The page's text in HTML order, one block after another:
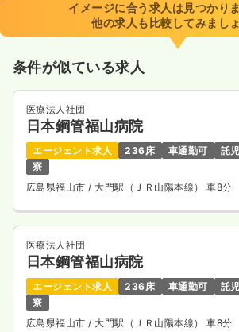
イメージに合う求人は見つかり
他の求人も比較してみまし
条件が似ている求人
医療法人社団
日本鋼管福山病院
エージェント求人 236床 車通勤可
託
寮
広島県福山市/ 大門駅（ＪＲ山陽本線） 車8分
医療法人社団
日本鋼管福山病院
エージェント求人 236床 車通勤可
託
寮
広島県福山市/ 大門駅（ＪＲ山陽本線） 車8分